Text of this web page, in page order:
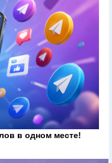
в одном месте!